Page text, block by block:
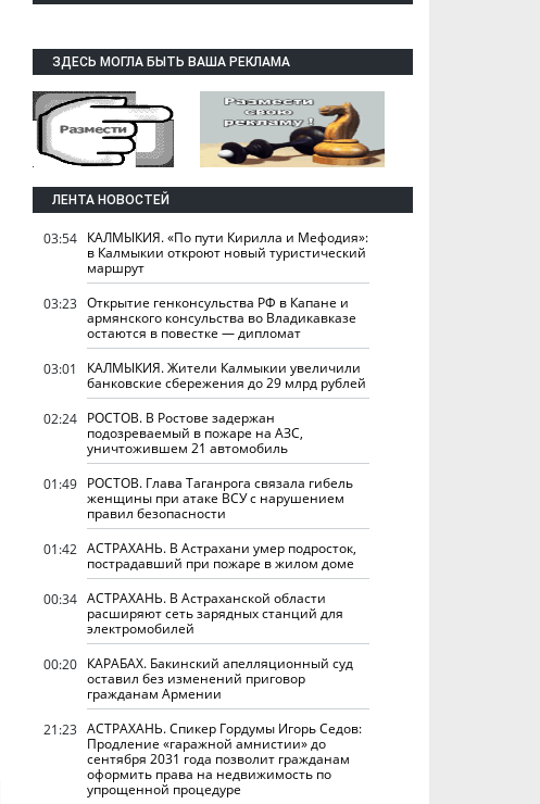
ЗДЕСЬ МОГЛА БЫТЬ ВАША РЕКЛАМА
ЛЕНТА НОВОСТЕЙ
03:54 КАЛМЫКИЯ. «По пути Кирилла и Мефодия»:
в Калмыкии откроют новый туристический
маршрут
03:23 Открытие генконсульства РФ в Капане и
армянского консульства во Владикавказе
остаются в повестке — дипломат
03:01
КАЛМЫКИЯ. Жители Калмыкии увеличили
банковские сбережения до 29 млрд рублей
02:24 РОСТОВ. В Ростове задержан
подозреваемый в пожаре на АЗС,
уничтожившем 21 автомобиль
01:49 РОСТОВ. Глава Таганрога связала гибель
женщины при атаке ВСУ с нарушением
правил безопасности
01:42 АСТРАХАНЬ. В Астрахани умер подросток,
пострадавший при пожаре в жилом доме
00:34 АСТРАХАНЬ. В Астраханской области
расширяют сеть зарядных станций для
электромобилей
00:20 КАРАБАХ. Бакинский апелляционный суд
оставил без изменений приговор
гражданам Армении
21:23 АСТРАХАНЬ. Спикер Гордумы Игорь Седов:
Продление «гаражной амнистии» до
сентября 2031 года позволит гражданам
оформить права на недвижимость по
упрощенной процедуре